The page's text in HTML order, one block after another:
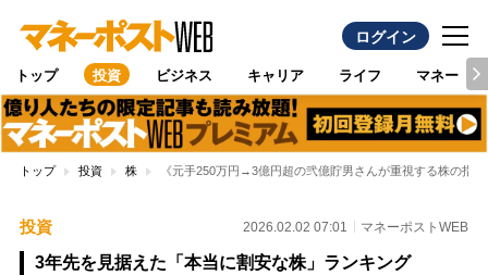
ログイン
トップ 投資 ビジネス キャリア ライフ マネー
トップ 投資 株 《元手250万円→3億円超の弐億貯男さんが重視する株の指
投資 2026.02.02 07:01 マネーポストWEB
3年先を見据えた「本当に割安な株」ランキング